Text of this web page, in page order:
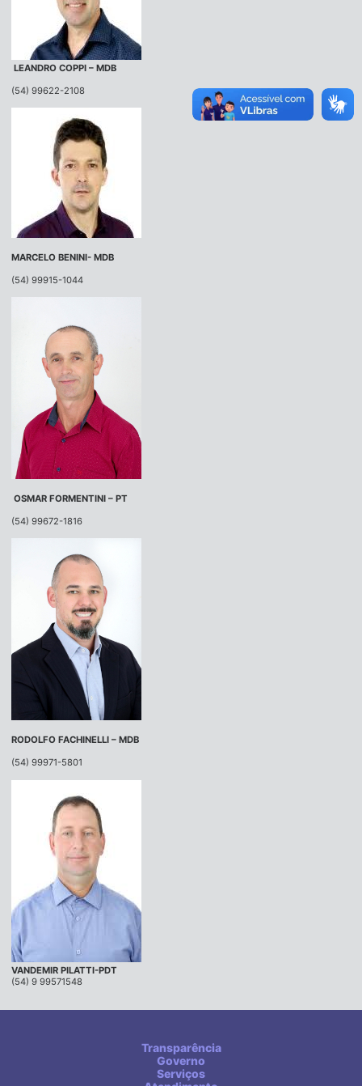
LEANDRO COPPI – MDB
(54) 99622-2108
MARCELO BENINI- MDB
(54) 99915-1044
OSMAR FORMENTINI – PT
(54) 99672-1816
RODOLFO FACHINELLI – MDB
(54) 99971-5801
VANDEMIR PILATTI-PDT
(54) 9 99571548
Transparência
Governo
Serviços